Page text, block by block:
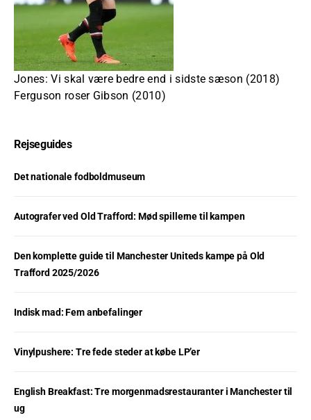
Jones: Vi skal være bedre end i sidste sæson (2018)
Ferguson roser Gibson (2010)
Rejseguides
Det nationale fodboldmuseum
Autografer ved Old Trafford: Mød spillerne til kampen
Den komplette guide til Manchester Uniteds kampe på Old
Trafford 2025/2026
Indisk mad: Fem anbefalinger
Vinylpushere: Tre fede steder at købe LP’er
English Breakfast: Tre morgenmadsrestauranter i Manchester til
ug